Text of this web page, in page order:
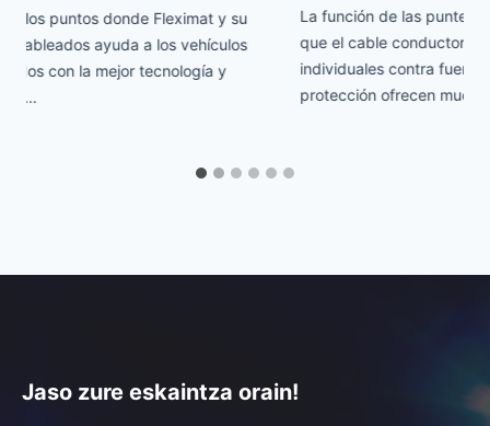
La función de las punteras aisladas de protección es evitar
que el cable conductor se empalme y proteger los hilos
individuales contra fuerzas mecánicas. Las punteras de
Jaso zure eskaintza orain!